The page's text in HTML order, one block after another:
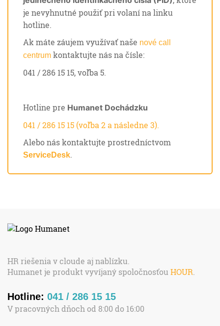
je nevyhnutné použiť pri volaní na linku
hotline.
Ak máte záujem využívať naše nové call
centrum kontaktujte nás na čísle:
041 / 286 15 15, voľba 5.
Hotline pre Humanet Dochádzku
041 / 286 15 15 (voľba 2 a následne 3).
Alebo nás kontaktujte prostredníctvom
ServiceDesk.
HR riešenia v cloude aj nablízku.
Humanet je produkt vyvíjaný spoločnosťou HOUR.
Hotline: 041 / 286 15 15
V pracovných dňoch od 8:00 do 16:00